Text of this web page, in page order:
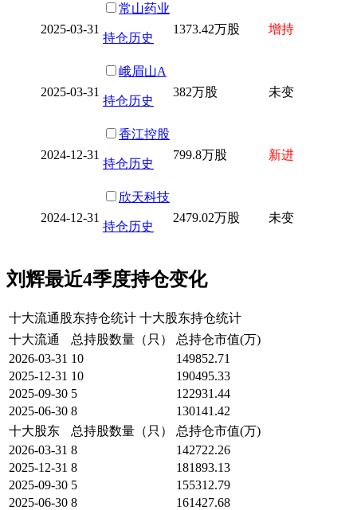
2025-03-31
常山药业
持仓历史
1373.42万股 增持
2025-03-31
峨眉山A
持仓历史
382万股 未变
2024-12-31
香江控股
持仓历史
799.8万股 新进
2024-12-31
欣天科技
持仓历史
2479.02万股 未变
刘辉最近4季度持仓变化
十大流通股东持仓统计 十大股东持仓统计
十大流通
总持股数量（只）
总持仓市值(万)
2026-03-31 10
149852.71
2025-12-31 10
190495.33
2025-09-30 5
122931.44
2025-06-30 8
130141.42
十大股东
总持股数量（只）
总持仓市值(万)
2026-03-31 8
142722.26
2025-12-31 8
181893.13
2025-09-30 5
155312.79
2025-06-30 8
161427.68